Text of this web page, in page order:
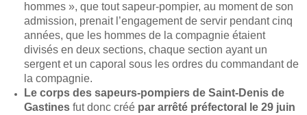
hommes », que tout sapeur-pompier, au moment de son
admission, prenait l’engagement de servir pendant cinq
années, que les hommes de la compagnie étaient
divisés en deux sections, chaque section ayant un
sergent et un caporal sous les ordres du commandant de
la compagnie.
Le corps des sapeurs-pompiers de Saint-Denis de
Gastines fut donc créé par arrêté préfectoral le 29 juin